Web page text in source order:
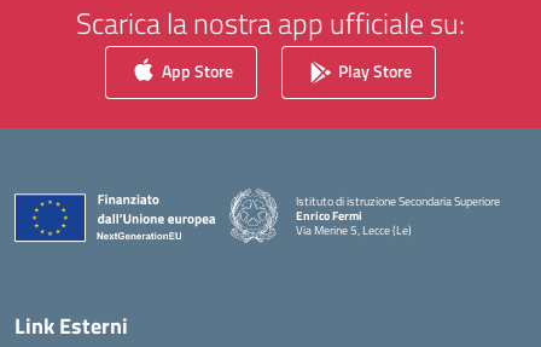
Scarica la nostra app ufficiale su:
App Store Play Store
Istituto di istruzione Secondaria Superiore
Enrico Fermi
Via Merine 5, Lecce (Le)
Link Esterni